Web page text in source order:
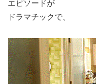
エピソードが
ドラマチックで、